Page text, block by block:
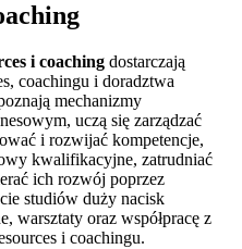
i coaching dostarczają
coachingu i doradztwa
mechanizmy
uczą się zarządzać
i rozwijać kompetencje,
kwalifikacyjne, zatrudniać
ich rozwój poprzez
studiów duży nacisk
warsztaty oraz współpracę z
i coachingu.